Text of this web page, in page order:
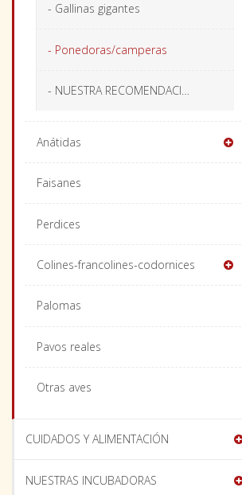
- Gallinas gigantes
- Ponedoras/camperas
- NUESTRA RECOMENDACIÓN
Anátidas
Faisanes
Perdices
Colines-francolines-codornices
Palomas
Pavos reales
Otras aves
CUIDADOS Y ALIMENTACIÓN
NUESTRAS INCUBADORAS